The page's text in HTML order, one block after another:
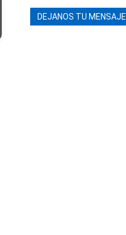
DEJANOS TU MENSAJE